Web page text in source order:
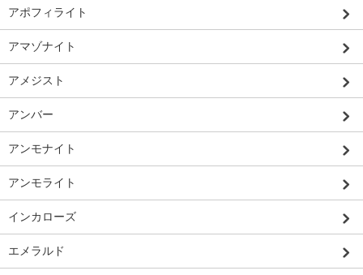
アポフィライト
アマゾナイト
アメジスト
アンバー
アンモナイト
アンモライト
インカローズ
エメラルド